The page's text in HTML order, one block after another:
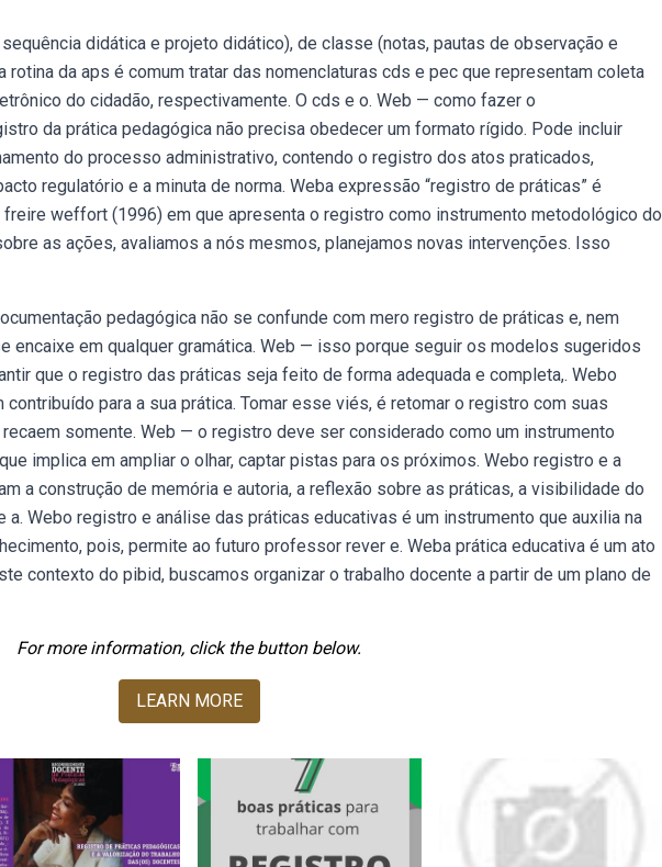
didática e projeto didático), de classe (notas, pautas de observação e
rotina da aps é comum tratar das nomenclaturas cds e pec que representam coleta
do cidadão, respectivamente. O cds e o. Web — como fazer o
da prática pedagógica não precisa obedecer um formato rígido. Pode incluir
do processo administrativo, contendo o registro dos atos praticados,
regulatório e a minuta de norma. Weba expressão “registro de práticas” é
weffort (1996) em que apresenta o registro como instrumento metodológico do
as ações, avaliamos a nós mesmos, planejamos novas intervenções. Isso
pedagógica não se confunde com mero registro de práticas e, nem
encaixe em qualquer gramática. Web — isso porque seguir os modelos sugeridos
que o registro das práticas seja feito de forma adequada e completa,. Webo
para a sua prática. Tomar esse viés, é retomar o registro com suas
somente. Web — o registro deve ser considerado como um instrumento
implica em ampliar o olhar, captar pistas para os próximos. Webo registro e a
a construção de memória e autoria, a reflexão sobre as práticas, a visibilidade do
a. Webo registro e análise das práticas educativas é um instrumento que auxilia na
pois, permite ao futuro professor rever e. Weba prática educativa é um ato
contexto do pibid, buscamos organizar o trabalho docente a partir de um plano de
For more information, click the button below.
LEARN MORE